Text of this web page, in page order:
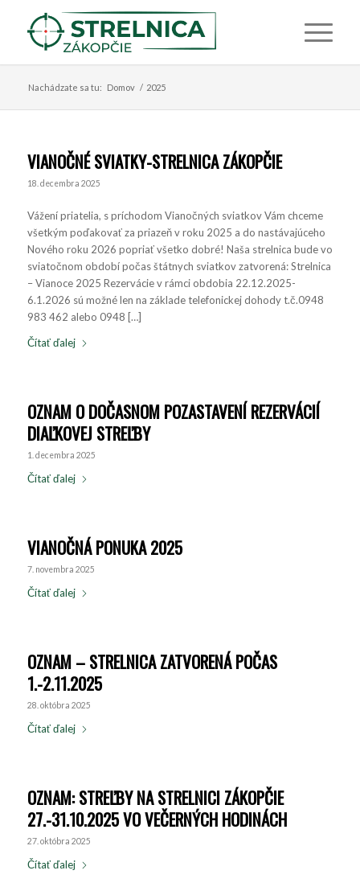
Nachádzate sa tu: Domov / 2025
VIANOČNÉ SVIATKY-STRELNICA ZÁKOPČIE
18. decembra 2025
Vážení priatelia, s príchodom Vianočných sviatkov Vám chceme
všetkým poďakovať za priazeň v roku 2025 a do nastávajúceho
Nového roku 2026 popriať všetko dobré! Naša strelnica bude vo
sviatočnom období počas štátnych sviatkov zatvorená: Strelnica
– Vianoce 2025 Rezervácie v rámci obdobia 22.12.2025-
6.1.2026 sú možné len na základe telefonickej dohody t.č.0948
983 462 alebo 0948 […]
Čítať ďalej
OZNAM O DOČASNOM POZASTAVENÍ REZERVÁCIÍ
DIAĽKOVEJ STREĽBY
1. decembra 2025
Čítať ďalej
VIANOČNÁ PONUKA 2025
7. novembra 2025
Čítať ďalej
OZNAM – STRELNICA ZATVORENÁ POČAS
1.-2.11.2025
28. októbra 2025
Čítať ďalej
OZNAM: STREĽBY NA STRELNICI ZÁKOPČIE
27.-31.10.2025 VO VEČERNÝCH HODINÁCH
27. októbra 2025
Čítať ďalej